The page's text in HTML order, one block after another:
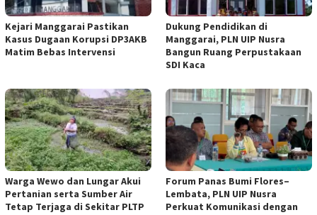
Kejari Manggarai Pastikan
Kasus Dugaan Korupsi DP3AKB
Matim Bebas Intervensi
Dukung Pendidikan di
Manggarai, PLN UIP Nusra
Bangun Ruang Perpustakaan
SDI Kaca
Warga Wewo dan Lungar Akui
Pertanian serta Sumber Air
Tetap Terjaga di Sekitar PLTP
Forum Panas Bumi Flores–
Lembata, PLN UIP Nusra
Perkuat Komunikasi dengan